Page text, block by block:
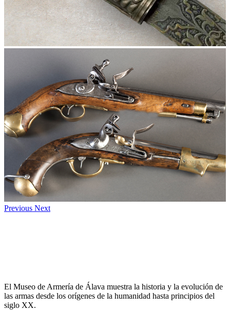
Previous Next
El Museo de Armería de Álava muestra la historia y la evolución de
las armas desde los orígenes de la humanidad hasta principios del
siglo XX.